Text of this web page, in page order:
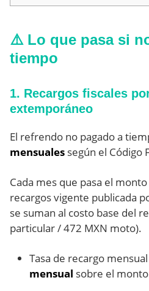
⚠️ Lo que pasa si
tiempo
1. Recargos fiscales
extemporáneo
El refrendo no pagado a
mensuales según el Código
Cada mes que pasa el
recargos vigente publicada
se suman al costo base del
particular / 472 MXN moto).
Tasa de recargo
mensual sobre el